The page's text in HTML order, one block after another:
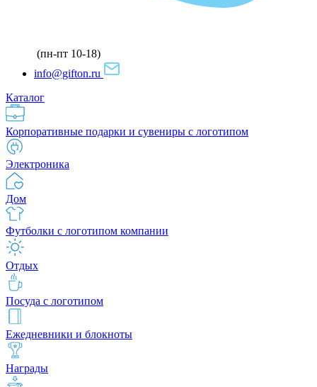
(пн-пт 10-18)
info@gifton.ru
Каталог
Корпоративные подарки и сувениры с логотипом
Электроника
Дом
Футболки с логотипом компании
Отдых
Посуда с логотипом
Ежедневники и блокноты
Награды